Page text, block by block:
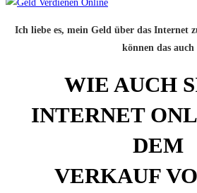
Ich liebe es, mein Geld über das Internet
können das auch
WIE AUCH
INTERNET
DEM
VERKAUF